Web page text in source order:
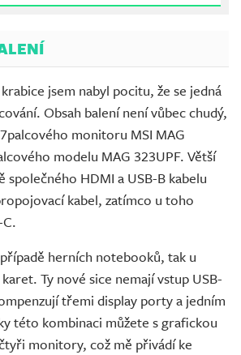
jsem nabyl pocitu, že se jedná
Obsah balení není vůbec chudý,
monitoru MSI MAG
modelu MAG 323UPF. Větší
společného HDMI a USB-B kabelu
kabel, zatímco u toho
herních notebooků, tak u
Ty nové sice nemají vstup USB-
třemi display porty a jedním
této kombinaci můžete s grafickou
monitory, což mě přivádí ke